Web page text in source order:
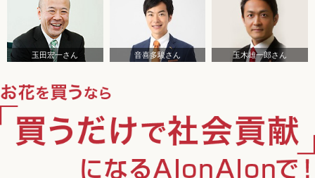
玉田宏一さん 音喜多駿さん 玉木雄一郎さん